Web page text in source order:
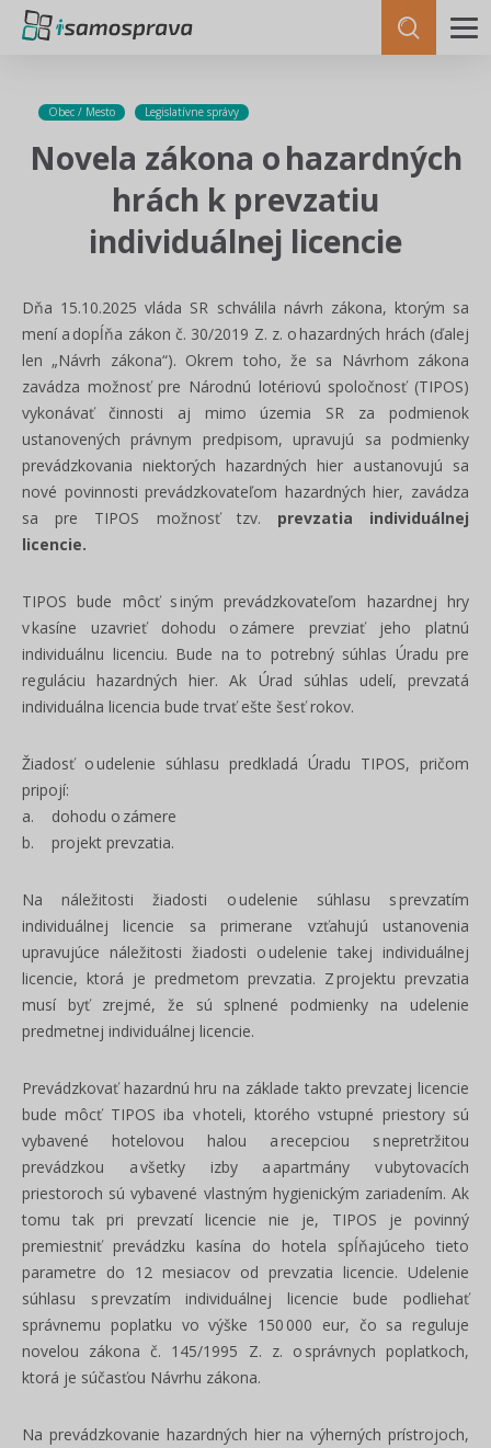
Obec / Mesto Legislatívne správy
Novela zákona o hazardných
hrách k prevzatiu
individuálnej licencie
Dňa 15.10.2025 vláda SR schválila návrh zákona, ktorým sa
mení a dopĺňa zákon č. 30/2019 Z. z. o hazardných hrách (ďalej
len „Návrh zákona“). Okrem toho, že sa Návrhom zákona
zavádza možnosť pre Národnú lotériovú spoločnosť (TIPOS)
vykonávať činnosti aj mimo územia SR za podmienok
ustanovených právnym predpisom, upravujú sa podmienky
prevádzkovania niektorých hazardných hier a ustanovujú sa
nové povinnosti prevádzkovateľom hazardných hier, zavádza
sa pre TIPOS možnosť tzv. prevzatia individuálnej
licencie.
TIPOS bude môcť s iným prevádzkovateľom hazardnej hry
v kasíne uzavrieť dohodu o zámere prevziať jeho platnú
individuálnu licenciu. Bude na to potrebný súhlas Úradu pre
reguláciu hazardných hier. Ak Úrad súhlas udelí, prevzatá
individuálna licencia bude trvať ešte šesť rokov.
Žiadosť o udelenie súhlasu predkladá Úradu TIPOS, pričom
pripojí:
a. dohodu o zámere
b. projekt prevzatia.
Na náležitosti žiadosti o udelenie súhlasu s prevzatím
individuálnej licencie sa primerane vzťahujú ustanovenia
upravujúce náležitosti žiadosti o udelenie takej individuálnej
licencie, ktorá je predmetom prevzatia. Z projektu prevzatia
musí byť zrejmé, že sú splnené podmienky na udelenie
predmetnej individuálnej licencie.
Prevádzkovať hazardnú hru na základe takto prevzatej licencie
bude môcť TIPOS iba v hoteli, ktorého vstupné priestory sú
vybavené hotelovou halou a recepciou s nepretržitou
prevádzkou a všetky izby a apartmány v ubytovacích
priestoroch sú vybavené vlastným hygienickým zariadením. Ak
tomu tak pri prevzatí licencie nie je, TIPOS je povinný
premiestniť prevádzku kasína do hotela spĺňajúceho tieto
parametre do 12 mesiacov od prevzatia licencie. Udelenie
súhlasu s prevzatím individuálnej licencie bude podliehať
správnemu poplatku vo výške 150 000 eur, čo sa reguluje
novelou zákona č. 145/1995 Z. z. o správnych poplatkoch,
ktorá je súčasťou Návrhu zákona.
Na prevádzkovanie hazardných hier na výherných prístrojoch,